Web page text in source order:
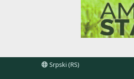
Srpski (RS)